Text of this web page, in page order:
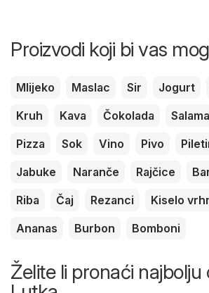
Proizvodi koji bi vas
Mlijeko Maslac Sir Jogurt
Kruh
Kava Čokolada Salama
Pizza
Sok Vino Pivo
Jabuke
Naranče Rajčice
Riba
Čaj Rezanci Kiselo
Ananas
Burbon Bomboni
Želite li pronaći najbolju